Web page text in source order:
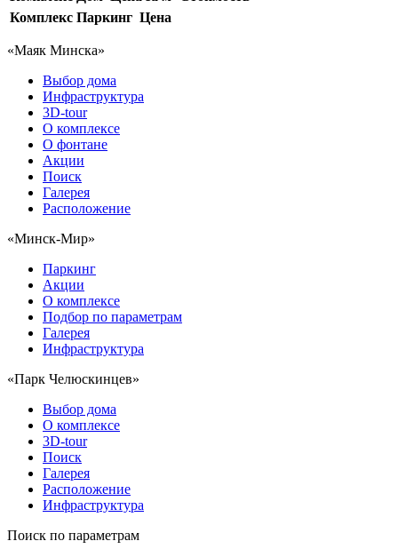
Комплекс Паркинг Цена
«Маяк Минска»
Выбор дома
Инфраструктура
3D-tour
О комплексе
О фонтане
Акции
Поиск
Галерея
Расположение
«Минск-Мир»
Паркинг
Акции
О комплексе
Подбор по параметрам
Галерея
Инфраструктура
«Парк Челюскинцев»
Выбор дома
О комплексе
3D-tour
Поиск
Галерея
Расположение
Инфраструктура
Поиск по параметрам